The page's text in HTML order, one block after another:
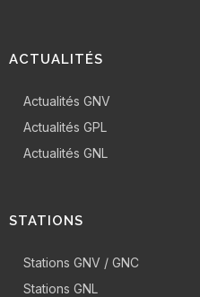
ACTUALITÉS
Actualités GNV
Actualités GPL
Actualités GNL
STATIONS
Stations GNV / GNC
Stations GNL